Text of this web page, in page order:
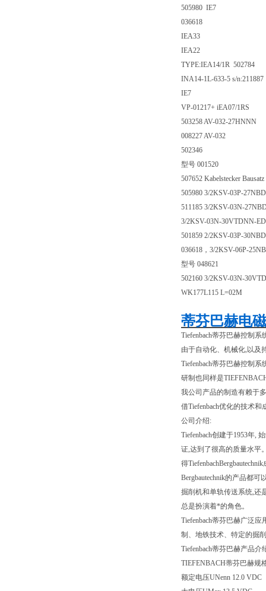
505980 IE7
036618
IEA33
IEA22
TYPE:IEA14/1R 502784
INA14-1L-633-5 s/n:211887
IE7
VP-01217+ iEA07/1RS
503258 AV-032-27HNNN
008227 AV-032
502346
型号 001520
507652 Kabelstecker
505980 3/2KSV-03P-
511185 3/2KSV-03N-
3/2KSV-03N-30VTDNN-
501859 2/2KSV-03P-
036618，3/2KSV-06P-
型号 048621
502160 3/2KSV-03N-
WK177L115 L=02M
蒂芬巴赫电
Tiefenbach蒂芬巴赫控制系
由于自动化、机械化,以及
Tiefenbach蒂芬巴赫控制
研制也同样是
我公司产品的制造有赖于
借Tiefenbach优化的技术
公司介绍:
Tiefenbach创建于1953年,
证,达到了很高的质量水平
得
Bergbautechnik的产品都
掘削机和单轨传送系统,还
总是扮演着*的角色。
Tiefenbach蒂芬巴赫广泛
制、地铁技术、特定的掘
Tiefenbach蒂芬巴赫产品介
TIEFENBACH蒂芬巴赫规
额定电压UNenn 12.0 VDC